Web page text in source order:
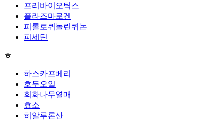
프리바이오틱스
플라즈마로겐
피롤로퀴놀린퀴논
피세틴
ㅎ
하스카프베리
호두오일
회화나무열매
효소
히알루론산